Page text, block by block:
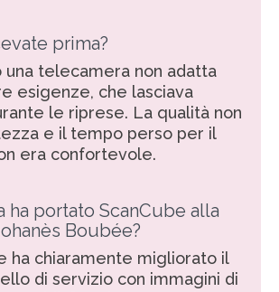
prima?
una telecamera non adatta
esigenze, che lasciava
le riprese. La qualità non
e il tempo perso per il
era confortevole.
ha portato ScanCube alla
Boubée?
ha chiaramente migliorato il
di servizio con immagini di